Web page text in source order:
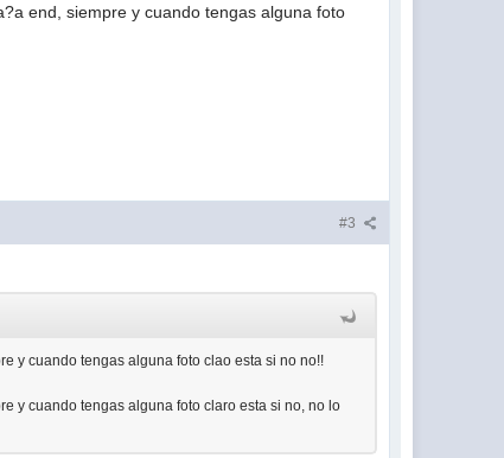
end, siempre y cuando tengas alguna foto
#3
y cuando tengas alguna foto clao esta si no no!!
y cuando tengas alguna foto claro esta si no, no lo